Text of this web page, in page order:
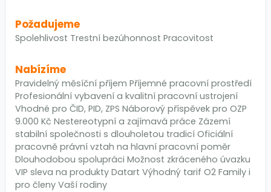
Požadujeme
Spolehlivost Trestní bezúhonnost Pracovitost
Nabízíme
Pravidelný měsíční příjem Příjemné pracovní prostředí
Profesionální vybavení a kvalitní pracovní ustrojení
Vhodné pro ČID, PID, ZPS Náborový příspěvek pro OZP
9.000 Kč Nestereotypní a zajímavá práce Zázemí
stabilní společnosti s dlouholetou tradicí Oficiální
pracovně právní vztah na hlavní pracovní poměr
Dlouhodobou spolupráci Možnost zkráceného úvazku
VIP sleva na produkty Datart Výhodný tarif O2 Family i
pro členy Vaší rodiny